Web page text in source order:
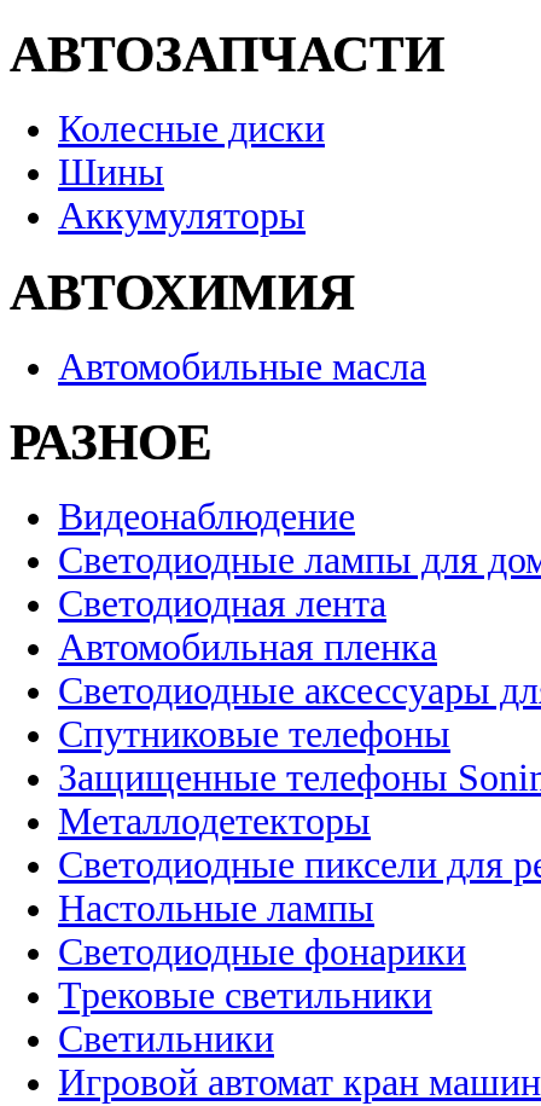
АВТОЗАПЧАСТИ
Колесные диски
Шины
Аккумуляторы
АВТОХИМИЯ
Автомобильные масла
РАЗНОЕ
Видеонаблюдение
Светодиодные лампы для
Светодиодная лента
Автомобильная пленка
Светодиодные аксессуары
Спутниковые телефоны
Защищенные телефоны
Металлодетекторы
Светодиодные пиксели для
Настольные лампы
Светодиодные фонарики
Трековые светильники
Светильники
Игровой автомат кран